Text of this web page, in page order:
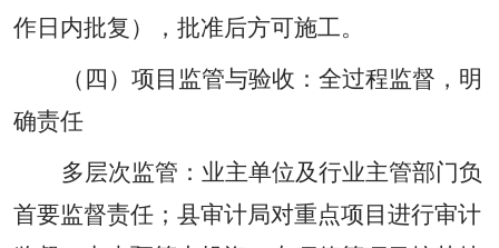
作日内批复），批准后方可施工。
（四）项目监管与验收：全过程监督，明
确责任
多层次监管：业主单位及行业主管部门负
首要监督责任；县审计局对重点项目进行审计